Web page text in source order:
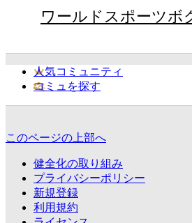
ワールドスポーツボ
人気コミュニティ
コミュを探す
このページの上部へ
健全化の取り組み
プライバシーポリシー
新規登録
利用規約